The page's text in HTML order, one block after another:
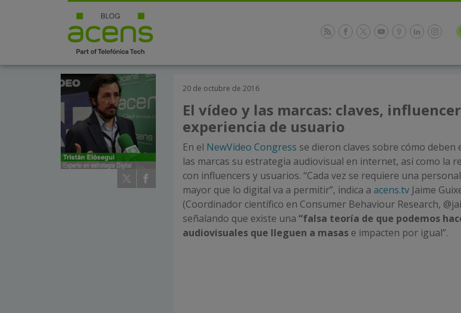
20 de octubre de 2016
El vídeo y las marcas: claves,
experiencia de usuario
En el NewVídeo Congress se dieron claves sobre cómo deben
las marcas su estrategia audiovisual en internet, así como la
con influencers y usuarios. “Cada vez se requiere una
mayor que lo digital va a permitir”, indica a acens.tv Jaime
(Coordinador científico en Consumer Behaviour Research,
señalando que existe una “falsa teoría de que podemos
audiovisuales que lleguen a masas e impacten por igual”.